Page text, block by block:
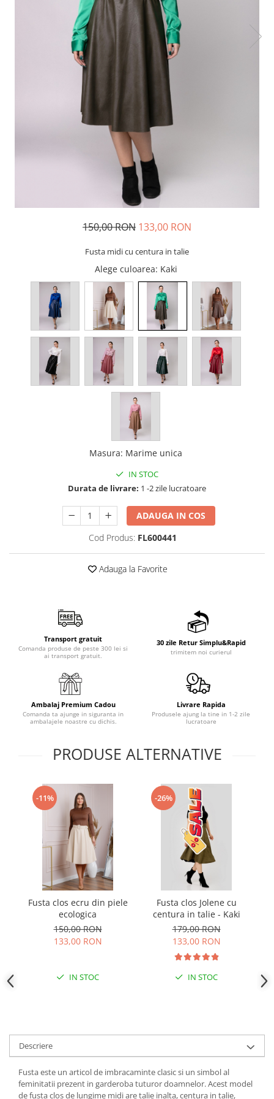
150,00 RON 133,00 RON
Fusta midi cu centura in talie
Alege culoarea: Kaki
Masura: Marime unica
IN STOC
Durata de livrare: 1 -2 zile lucratoare
ADAUGA IN COS
Cod Produs: FL600441
Adauga la Favorite
Transport gratuit
Comanda produse de peste 300 lei si
ai transport gratuit.
30 zile Retur Simplu&Rapid
trimitem noi curierul
Ambalaj Premium Cadou
Comanda ta ajunge in siguranta in
ambalajele noastre cu dichis.
Livrare Rapida
Produsele ajung la tine in 1-2 zile
lucratoare
PRODUSE ALTERNATIVE
-11%
Fusta clos ecru din piele
ecologica
150,00 RON
133,00 RON
IN STOC
-26%
Fusta clos Jolene cu
centura in talie - Kaki
179,00 RON
133,00 RON
IN STOC
Descriere
Fusta este un articol de imbracaminte clasic si un simbol al
feminitatii prezent in garderoba tuturor doamnelor. Acest model
de fusta clos de lungime midi are talie inalta, centura in talie,